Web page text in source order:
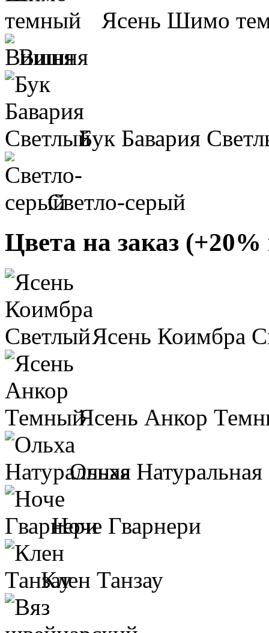
Ясень Шимо
Вишня
Бук Бавария
Светло-серый
Цвета на заказ
Ясень Коимбра
Ясень Анкор
Ольха Натуральная
Ноче Гварнери
Клен Танзау